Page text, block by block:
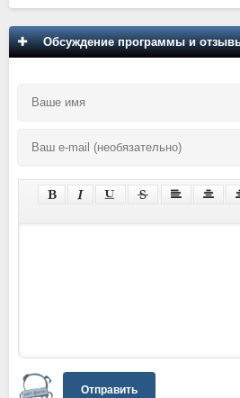
Обсуждение программы и
Отправить